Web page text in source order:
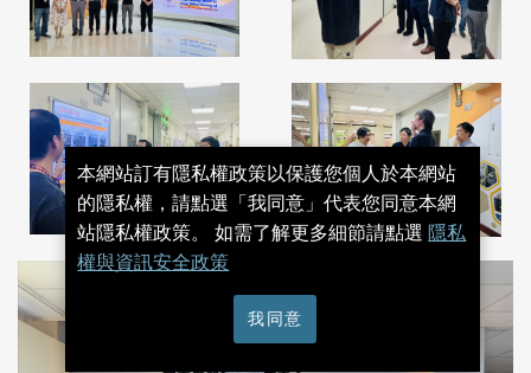
本網站訂有隱私權政策以保護您個人於本網站
的隱私權，請點選「我同意」代表您同意本網
站隱私權政策。 如需了解更多細節請點選 隱私
權與資訊安全政策
我同意